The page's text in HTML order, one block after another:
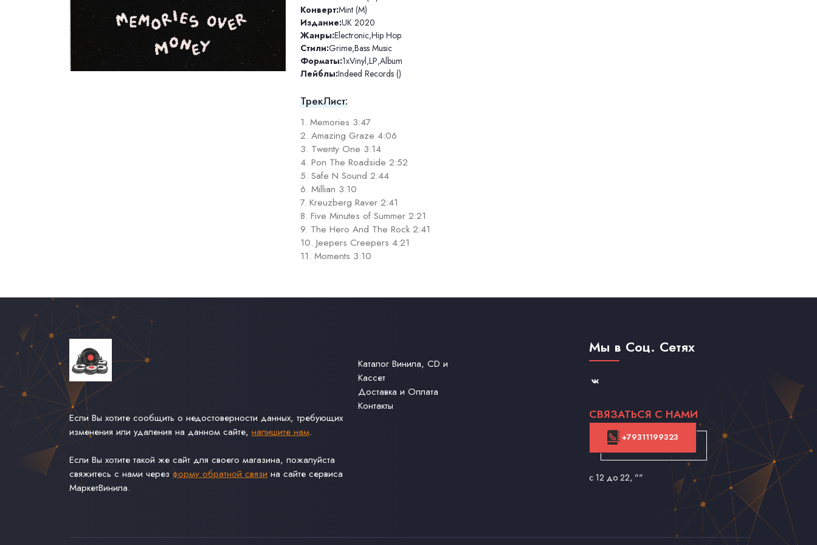
Конверт:Mint (M)
Издание:UK 2020
Жанры:Electronic,Hip Hop
Стили:Grime,Bass Music
Форматы:1xVinyl,LP,Album
Лейблы:Indeed Records ()
ТрекЛист:
1. Memories 3:47
2. Amazing Graze 4:06
3. Twenty One 3:14
4. Pon The Roadside 2:52
5. Safe N Sound 2:44
6. Millian 3:10
7. Kreuzberg Raver 2:41
8. Five Minutes of Summer 2:21
9. The Hero And The Rock 2:41
10. Jeepers Creepers 4:21
11. Moments 3:10
Если Вы хотите сообщить о недостоверности данных, требующих
изменения или удаления на данном сайте, напишите нам.
Если Вы хотите такой же сайт для своего магазина, пожалуйста
свяжитесь с нами через форму обратной связи на сайте сервиса
МаркетВинила.
Каталог Винила, CD и
Кассет
Доставка и Оплата
Контакты
Мы в Соц. Сетях
СВЯЗАТЬСЯ С НАМИ
+79311199323
с 12 до 22, ""